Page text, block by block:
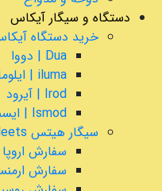
دستگاه و سیگار آیکاس
خرید دستگاه
Dua | دووا
iluma | ایلوما
Irod | آیرود
Ismod | ایسمود
سیگار هیتس Heets
سفارش اروپا
سفارش